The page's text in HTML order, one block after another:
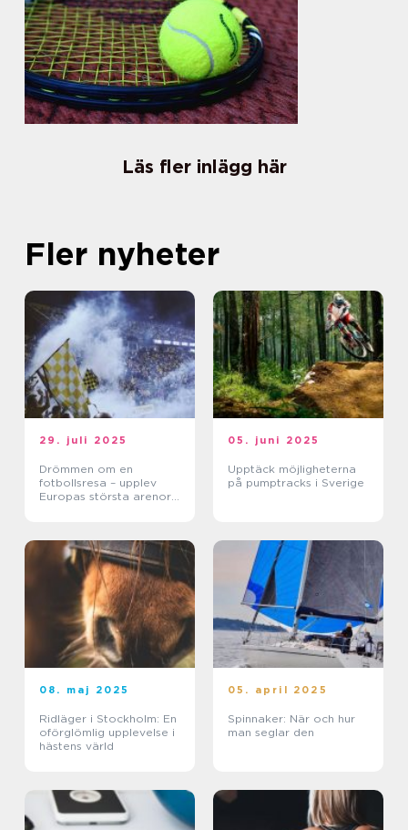
Läs fler inlägg här
Fler nyheter
29. juli 2025
Drömmen om en
fotbollsresa – upplev
Europas största arenor
05. juni 2025
Upptäck möjligheterna
på pumptracks i Sverige
08. maj 2025
Ridläger i Stockholm: En
oförglömlig upplevelse i
hästens värld
05. april 2025
Spinnaker: När och hur
man seglar den